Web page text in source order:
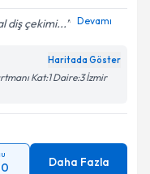
diş çekimi... Devamı
Haritada Göster
Kat:1 Daire:3 İzmir
Daha Fazla